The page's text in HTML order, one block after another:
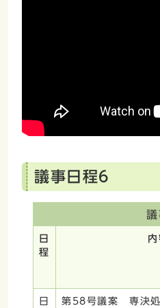
議事日程6
議
日
程
内
日 第58号議案 専決処